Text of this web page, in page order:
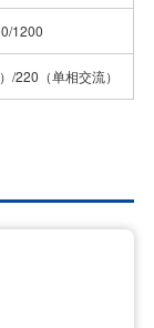
1200
/220（单相交流）